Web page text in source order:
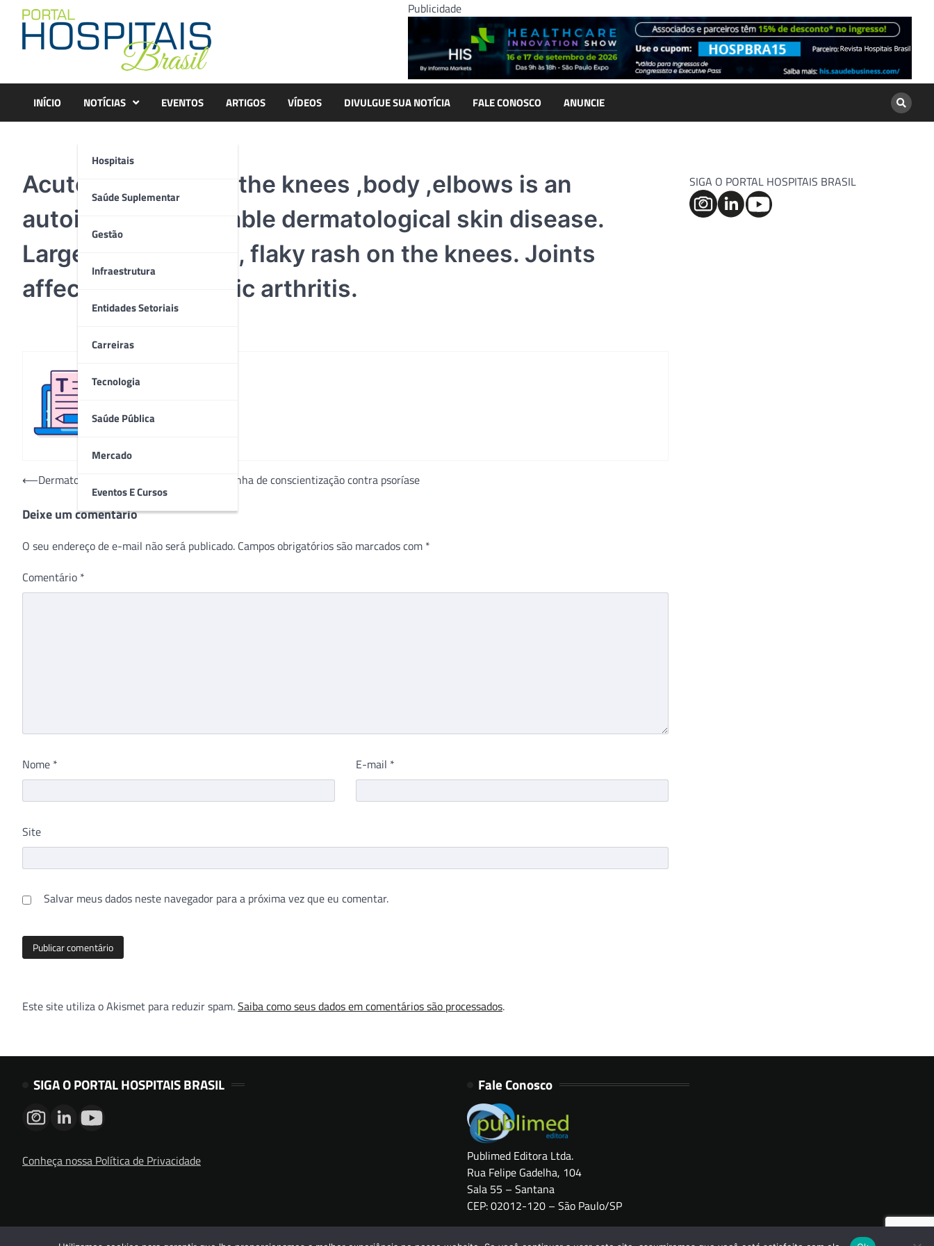
content
Publicidade
INÍCIO NOTÍCIAS
Hospitais
Saúde Suplementar
Gestão
Infraestrutura
Entidades Setoriais
Carreiras
Tecnologia
Saúde Pública
Mercado
Eventos E Cursos
EVENTOS ARTIGOS VÍDEOS DIVULGUE SUA NOTÍCIA FALE CONOSCO ANUNCIE
Acute psoriasis on the knees ,body ,elbows is an
autoimmune incurable dermatological skin disease.
Large red, inflamed, flaky rash on the knees. Joints
affected by psoriatic arthritis.
Navegação
Post
⟵Dermatologistas do Paraná lançam campanha de conscientização contra psoríase
Deixe um comentário
O seu endereço de e-mail não será publicado. Campos obrigatórios são marcados com *
Comentário *
Nome * E-mail *
Site
Salvar meus dados neste navegador para a próxima vez que eu comentar.
Este site utiliza o Akismet para reduzir spam.Saiba como seus dados em comentários são processados.
SIGA O PORTAL HOSPITAIS BRASIL
SIGA O PORTAL HOSPITAIS BRASIL
Conheça nossa Política de Privacidade
Fale Conosco
Publimed Editora Ltda.
Rua Felipe Gadelha, 104
Sala 55 – Santana
CEP: 02012-120 – São Paulo/SP